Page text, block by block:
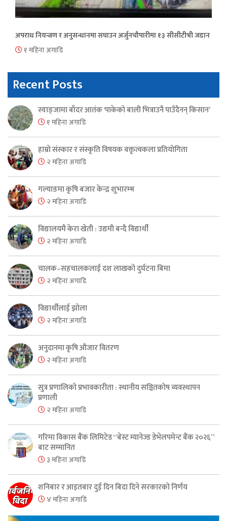
अपराध नियन्त्रण र अनुसन्धानमा सघाउन अर्जुनचौपारीमा १३ सीसीटीभी जडान
१ महिना अगाडि
Recent Posts
स्याङ्जामा बाँदर आतंक ‘पाकेको बाली भित्राउनै पाउँदैनन् किसान’
१ महिना अगाडि
हाम्रो संस्कार र संस्कृति विषयक वक्तृत्वकला प्रतियोगिता
२ महिना अगाडि
गल्याङमा कृषि बजार केन्द्र शुभारम्भ
२ महिना अगाडि
विद्यालयमै केरा खेती : उद्यमी बन्दै विद्यार्थी
२ महिना अगाडि
चालक–सहचालकलाई दश लाखको दुर्घटना बिमा
२ महिना अगाडि
विद्यार्थीलाई झोला
२ महिना अगाडि
अनुदानमा कृषि औजार वितरण
२ महिना अगाडि
सुत्र प्रणालिको प्रभावकारीता : स्थानीय सञ्चितकोष व्यवस्थापन
प्रणाली
२ महिना अगाडि
गरिमा विकास बैंक लिमिटेड “बेस्ट म्यानेज्ड डेभेलपमेन्ट बैंक २०२६”
बाट सम्मानित
३ महिना अगाडि
शनिबार र आइतबार दुई दिन बिदा दिने सरकारको निर्णय
४ महिना अगाडि